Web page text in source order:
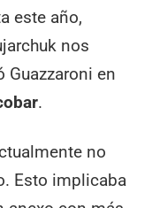
este año,
nos
Guazzaroni en
.
no
Esto implicaba